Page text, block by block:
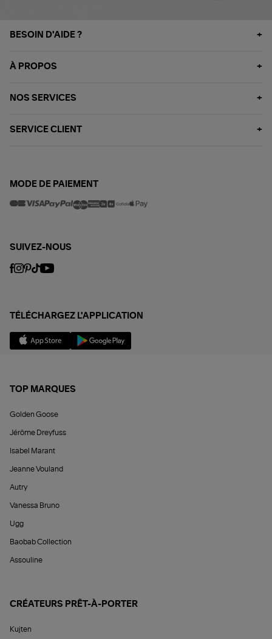
BESOIN D'AIDE ?
À PROPOS
NOS SERVICES
SERVICE CLIENT
MODE DE PAIEMENT
SUIVEZ-NOUS
TÉLÉCHARGEZ L'APPLICATION
TOP MARQUES
Golden Goose
Jérôme Dreyfuss
Isabel Marant
Jeanne Vouland
Autry
Vanessa Bruno
Ugg
Baobab Collection
Assouline
CRÉATEURS PRÊT-À-PORTER
Kujten